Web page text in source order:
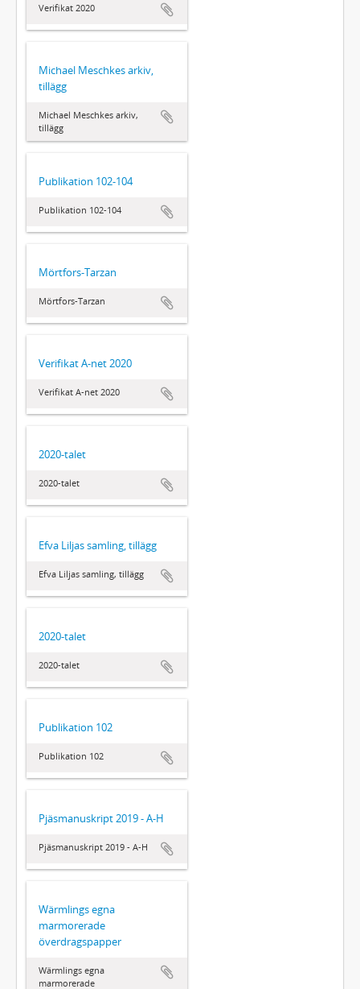
Verifikat 2020
Michael Meschkes arkiv,
tillägg
Michael Meschkes arkiv,
tillägg
Publikation 102-104
Publikation 102-104
Mörtfors-Tarzan
Mörtfors-Tarzan
Verifikat A-net 2020
Verifikat A-net 2020
2020-talet
2020-talet
Efva Liljas samling, tillägg
Efva Liljas samling, tillägg
2020-talet
2020-talet
Publikation 102
Publikation 102
Pjäsmanuskript 2019 - A-H
Pjäsmanuskript 2019 - A-H
Wärmlings egna
marmorerade
överdragspapper
Wärmlings egna
marmorerade